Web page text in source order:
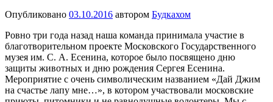
Опубликовано 03.10.2016 автором Будкахом
Ровно три года назад наша команда принимала участие в
благотворительном проекте Московского Государственного
музея им. С. А. Есенина, которое было посвящено дню
защиты животных и дню рождения Сергея Есенина.
Мероприятие с очень символическим названием «Дай Джим
на счастье лапу мне…», в котором участвовали московские